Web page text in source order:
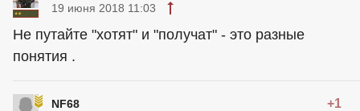
19 июня 2018 11:03
Не путайте "хотят" и "получат" - это разные
понятия .
NF68 +1